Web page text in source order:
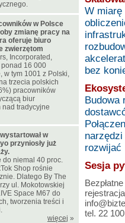
W miarę
bez
Budowa
rozwijać
Sesja
tel. 22
w Polsce
zmianę pracy na
oferuje biuro
zwierzętom
Incorporated,
16 000
w tym 1001 z Polski,
trzecia polskich
pracowników
biur
tradycyjne
w
przyniosły już
do niemal 40 proc.
Shop rośnie
Dlatego By The
ul. Mokotowskiej
Space M67 do
tworzenia treści i
więcej »